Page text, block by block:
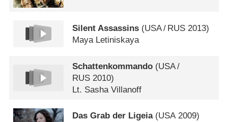
Silent Assassins (USA/ RUS 2013)
Maya Letiniskaya
Schattenkommando (USA/
RUS 2010)
Lt. Sasha Villanoff
Das Grab der Ligeia(USA2009)